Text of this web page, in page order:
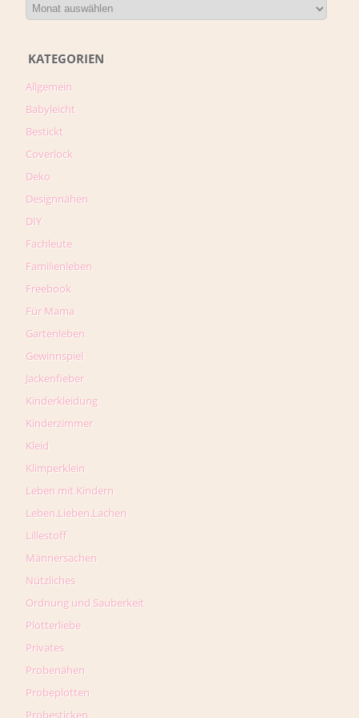
KATEGORIEN
Allgemein
Babyleicht
Bestickt
Coverlock
Deko
Designnähen
DIY
Fachleute
Familienleben
Freebook
Für Mama
Gartenleben
Gewinnspiel
Jackenfieber
Kinderkleidung
Kinderzimmer
Kleid
Klimperklein
Leben mit Kindern
Leben.Lieben.Lachen
Lillestoff
Männersachen
Nützliches
Ordnung und Sauberkeit
Plotterliebe
Privates
Probenähen
Probeplotten
Probesticken